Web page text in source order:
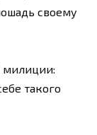
своему
милиции:
такого